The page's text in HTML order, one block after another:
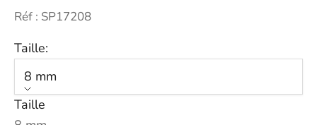
Réf : SP17208
Taille:
8 mm
Taille